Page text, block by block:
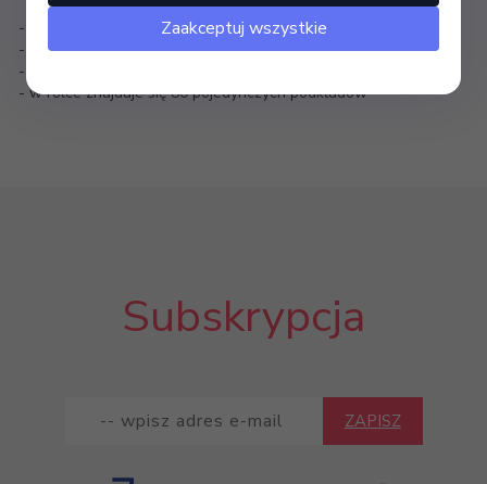
- wysokość 51 cm
- perforacja co 50 cm
- długość rolki 40 m
- w rolce znajduje się 80 pojedynczych podkładów
Subskrypcja
ZAPISZ
Zaakceptuj wszystkie